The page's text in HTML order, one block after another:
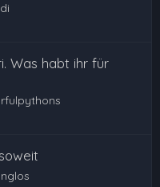
Was habt ihr für